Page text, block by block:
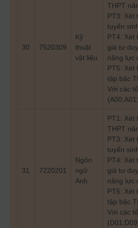
30 7520309
Kỹ
thuật
vật liệu
THPT
PT3: Xét
tuyển
PT4: Xét
giá tư
năng lực
PT5: Xét
tập bậc
Với các
31 7220201
Ngôn
ngữ
Anh
PT1: Xét
THPT
PT3: Xét
tuyển
PT4: Xét
giá tư
năng lực
PT5: Xét
tập bậc
Với các